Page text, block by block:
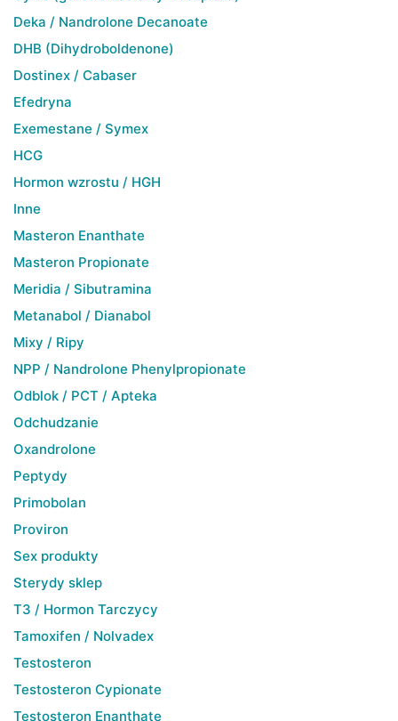
Deka / Nandrolone Decanoate
DHB (Dihydroboldenone)
Dostinex / Cabaser
Efedryna
Exemestane / Symex
HCG
Hormon wzrostu / HGH
Inne
Masteron Enanthate
Masteron Propionate
Meridia / Sibutramina
Metanabol / Dianabol
Mixy / Ripy
NPP / Nandrolone Phenylpropionate
Odblok / PCT / Apteka
Odchudzanie
Oxandrolone
Peptydy
Primobolan
Proviron
Sex produkty
Sterydy sklep
T3 / Hormon Tarczycy
Tamoxifen / Nolvadex
Testosteron
Testosteron Cypionate
Testosteron Enanthate